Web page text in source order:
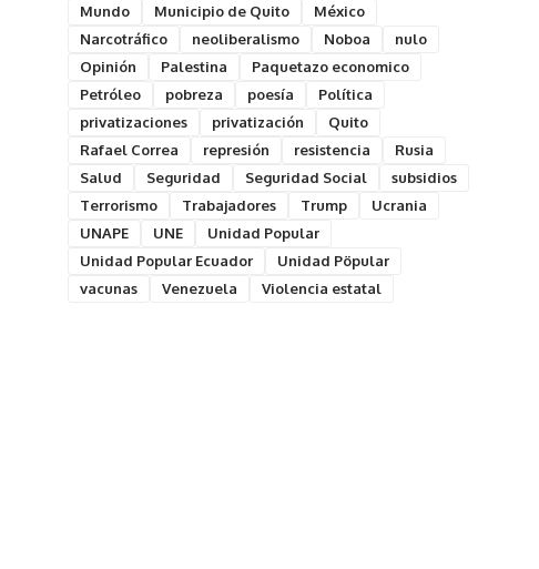
Mundo
Municipio de Quito
México
Narcotráfico
neoliberalismo Noboa
nulo
Opinión
Palestina
Paquetazo economico
Petróleo
pobreza poesía
Política
privatizaciones
privatización
Quito
Rafael Correa
represión resistencia
Rusia
Salud
Seguridad Seguridad Social
subsidios
Terrorismo
Trabajadores Trump
Ucrania
UNAPE
UNE
Unidad Popular
Unidad Popular Ecuador
Unidad Pöpular
vacunas
Venezuela Violencia estatal